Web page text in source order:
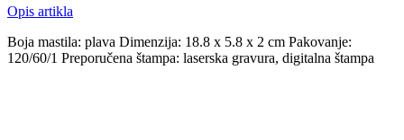
Opis artikla
Boja mastila: plava Dimenzija: 18.8 x 5.8 x 2 cm Pakovanje:
120/60/1 Preporučena štampa: laserska gravura, digitalna štampa